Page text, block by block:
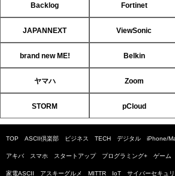
Backlog Fortinet
JAPANNEXT ViewSonic
brand new ME! Belkin
ヤマハ Zoom
STORM pCloud
TOP ASCII倶楽部 ビジネス TECH デジタル iPhone/
アキバ スマホ スタートアップ プログラミング+ ゲーム
家電ASCII アスキーグルメ MITTR IoT サイバーセキュ